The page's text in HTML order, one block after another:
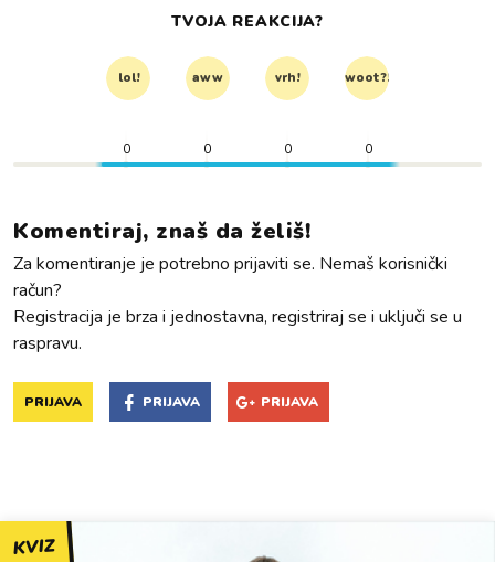
TVOJA REAKCIJA?
lol! aww vrh! woot?!
0 0 0 0
Komentiraj, znaš da želiš!
Za komentiranje je potrebno prijaviti se. Nemaš korisnički
račun?
Registracija je brza i jednostavna, registriraj se i uključi se u
raspravu.
PRIJAVA PRIJAVA PRIJAVA
KVIZ